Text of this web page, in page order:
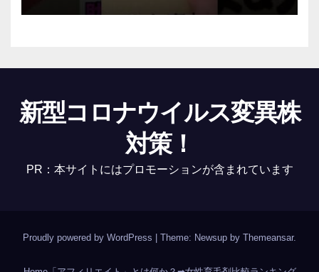
新型コロナウイルス変異株
対策！
PR：本サイトにはプロモーションが含まれています
Proudly powered by WordPress | Theme: Newsup by Themeansar.